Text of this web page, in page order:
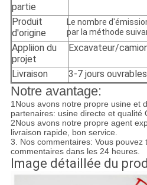
partie
Produit
d'origine
Le nombre
par la méthode
Appliion du
projet
Excavateur/
Livraison 3-7 jours ouvrables
Notre avantage:
1Nous avons notre propre usine et
partenaires: usine directe et qualité
2Nous avons notre propre agent
livraison rapide, bon service.
3. Nos commentaires: Vous pouvez
commentaires dans les 24 heures.
Image détaillée du